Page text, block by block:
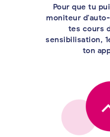
Pour que tu
moniteur
tes cours
sensibilisation,
ton